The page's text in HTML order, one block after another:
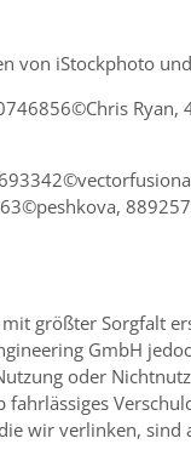
von iStockphoto
größter Sorgfalt
GmbH
oder
wir verlinken,